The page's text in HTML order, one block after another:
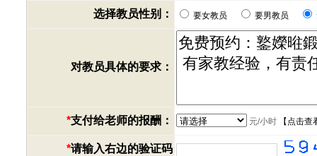
选择教员性别：
要女教员 要男教员
对教员具体的要求：
*支付给老师的报酬： 元/小时【 点击查
*请输入右边的验证码